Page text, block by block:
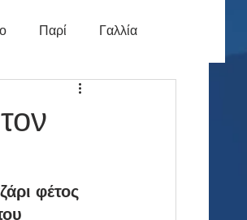
Παρί Γαλλία
φέτος